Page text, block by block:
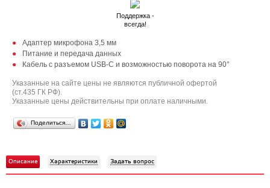
Поддержка -
всегда!
Адаптер микрофона 3,5 мм
Питание и передача данных
Кабель с разъемом USB-C и возможностью поворота на 90°
Указанные на сайте цены не являются публичной офертой
(ст.435 ГК РФ).
Указанные цены действительны при оплате наличными.
Поделиться…
Описание Характеристики Задать вопрос